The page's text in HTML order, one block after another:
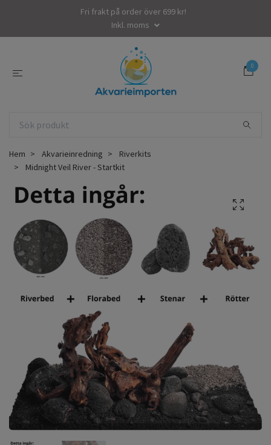
Fri frakt på order över 699 kr!
Inkl. moms
0
Hem Akvarieinredning
Riverkits
Midnight Veil River - Startkit